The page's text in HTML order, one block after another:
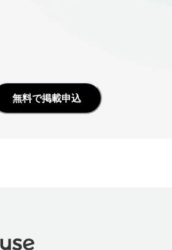
無料で掲載申込